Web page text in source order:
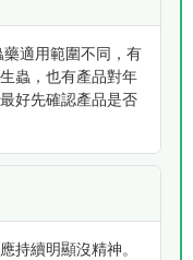
適用範圍不同，有
蟲，也有產品對年
好先確認產品是否
持續明顯沒精神。